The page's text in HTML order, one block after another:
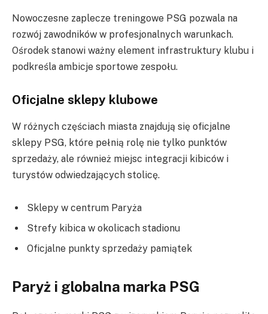
Nowoczesne zaplecze treningowe PSG pozwala na
rozwój zawodników w profesjonalnych warunkach.
Ośrodek stanowi ważny element infrastruktury klubu i
podkreśla ambicje sportowe zespołu.
Oficjalne sklepy klubowe
W różnych częściach miasta znajdują się oficjalne
sklepy PSG, które pełnią rolę nie tylko punktów
sprzedaży, ale również miejsc integracji kibiców i
turystów odwiedzających stolicę.
Sklepy w centrum Paryża
Strefy kibica w okolicach stadionu
Oficjalne punkty sprzedaży pamiątek
Paryż i globalna marka PSG